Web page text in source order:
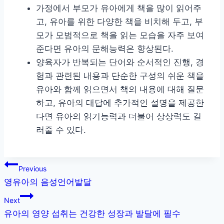
가정에서 부모가 유아에게 책을 많이 읽어주
고, 유아를 위한 다양한 책을 비치해 두고, 부
모가 모범적으로 책을 읽는 모습을 자주 보여
준다면 유아의 문해능력은 향상된다.
양육자가 반복되는 단어와 순서적인 진행, 경
험과 관련된 내용과 단순한 구성의 쉬운 책을
유아와 함께 읽으면서 책의 내용에 대해 질문
하고, 유아의 대답에 추가적인 설명을 제공한
다면 유아의 읽기능력과 더불어 상상력도 길
러줄 수 있다.
글
내
비
Previous
영유아의 음성언어발달
Next
유아의 영양 섭취는 건강한 성장과 발달에 필수